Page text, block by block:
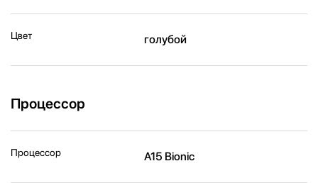
Цвет голубой
Процессор
Процессор A15 Bionic